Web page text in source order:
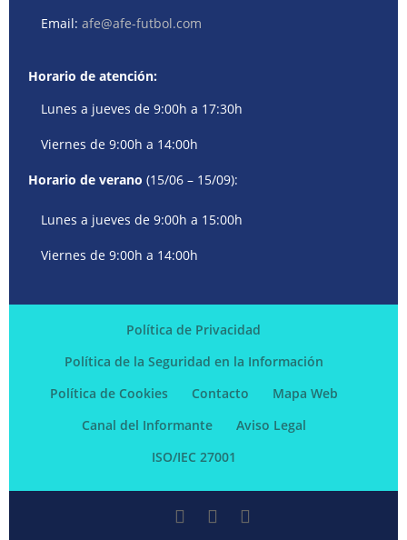
Email:afe@afe-futbol.com
Horario de atención:
Lunes a jueves de 9:00h a 17:30h
Viernes de 9:00h a 14:00h
Horario de verano (15/06 – 15/09):
Lunes a jueves de 9:00h a 15:00h
Viernes de 9:00h a 14:00h
Política de Privacidad
Política de la Seguridad en la Información
Política de Cookies
Contacto
Mapa Web
Canal del Informante
Aviso Legal
ISO/IEC 27001